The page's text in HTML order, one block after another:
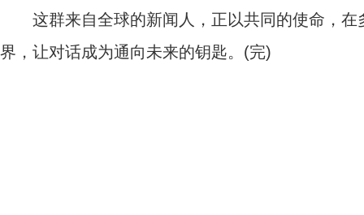
这群来自全球的新闻人，正以共同的使命，在
界，让对话成为通向未来的钥匙。(完)